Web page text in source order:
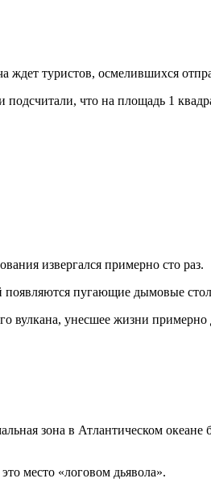
ждет туристов, осмелившихся
что на площадь 1
извергался примерно сто раз.
появляются пугающие дымовые
унесшее жизни
зона в Атлантическом
место «логовом дьявола».